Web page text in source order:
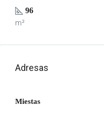
96
m²
Adresas
Miestas